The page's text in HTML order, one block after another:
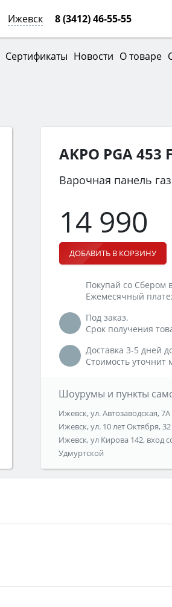
Ижевск 8 (3412) 46-55-55
Сертификаты Новости О товаре
AKPO PGA 453
Варочная панель
14 990
ДОБАВИТЬ В КОРЗИНУ
Покупай со Сбером
Ежемесячный
Под заказ.
Срок получения
Доставка 3-5 дней
Стоимость уточнит
Шоурумы и пункты
Ижевск, ул. Автозаводская, 7А
Ижевск, ул. 10 лет Октября, 32
Ижевск, ул Кирова 142, вход
Удмуртской